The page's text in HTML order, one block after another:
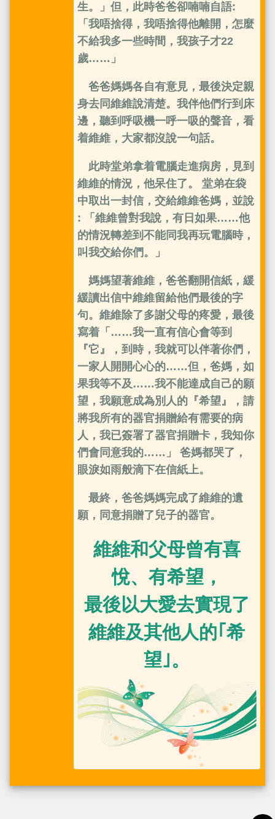
生。」但，此時爸爸卻喃喃自語:
「我唔捨得，我唔捨得他離開，怎麼
不給我多一些時間，我孩子才22
歲……」
爸爸媽媽各自有意見，最後決定親
身去同維維說清楚。我伴他們行到床
邊，聽到呼吸機一呼一吸的聲音，看
着維維，大家都沒說一句話。
此時堂弟拿着電腦走進病房，見到
維維的情況，他呆住了。 堂弟在袋
中取出一封信，交給維維爸媽，並說
: 「維維曾對我說，有日如果……他
的情況轉差到不能同我再玩電腦時，
叫我交給你們。」
媽媽望著維維，爸爸翻開信紙，緩
緩讀出信中維維留給他們最後的字
句。維維除了多謝父母的疼愛，最後
寫着「……我一直有信心會等到
『它』，到時，我就可以伴著你們，
一家人開開心心的……但，爸媽，如
果我等不及……我不能達成自己的願
望，我願意成為別人的『希望』，請
將我所有的器官捐贈給有需要的病
人，我已簽署了器官捐贈卡，我知你
們會同意我的……」 爸媽都哭了，
眼淚如雨般滴下在信紙上。
最終，爸爸媽媽完成了維維的遺
願，同意捐贈了兒子的器官。
維維和父母曾有喜
悅、有希望，
最後以大愛去實現了
維維及其他人的｢希
望｣。